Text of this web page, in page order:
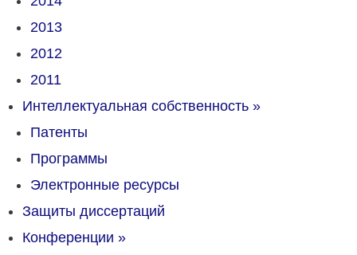
2013
2012
2011
Интеллектуальная собственность »
Патенты
Программы
Электронные ресурсы
Защиты диссертаций
Конференции »